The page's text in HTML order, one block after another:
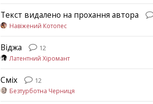
Текст видалено на прохання автора
Навіжений Котопес
Віджа 12
Латентний Хіромант
Сміх 12
Безтурботна Черниця